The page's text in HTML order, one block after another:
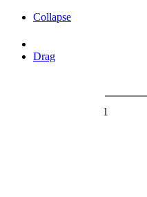
Collapse
Drag
1